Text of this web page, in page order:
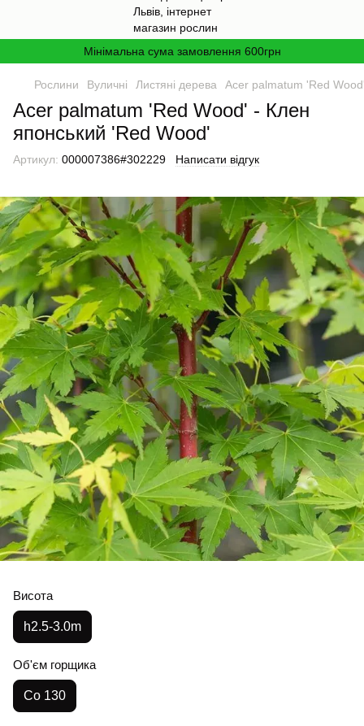
Мінімальна сума замовлення 600грн
Рослини Вуличні Листяні дерева Acer palmatum 'Red
Acer palmatum 'Red Wood' - Клен
японський 'Red Wood'
Артикул: 000007386#302229 Написати відгук
Висота
h2.5-3.0m
Об'єм горщика
Co 130